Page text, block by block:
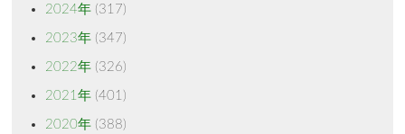
2024年(317)
2023年(347)
2022年(326)
2021年(401)
2020年(388)